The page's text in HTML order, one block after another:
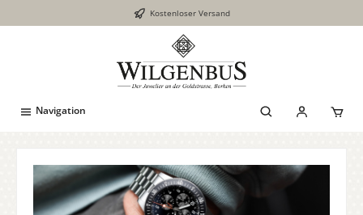
Kostenloser Versand
Navigation